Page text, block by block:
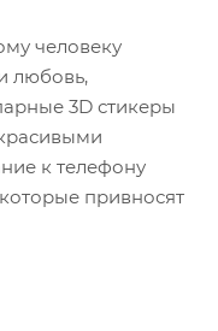
человеку
любовь,
3D стикеры
к телефону
привносят